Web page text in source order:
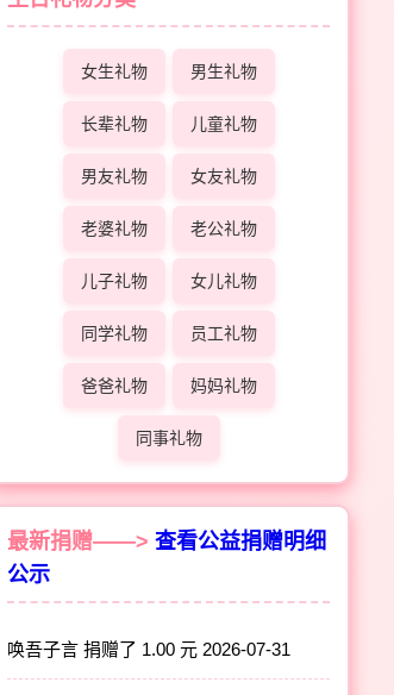
女生礼物 男生礼物
长辈礼物 儿童礼物
男友礼物 女友礼物
老婆礼物 老公礼物
儿子礼物 女儿礼物
同学礼物 员工礼物
爸爸礼物 妈妈礼物
同事礼物
最新捐赠——> 查看公益捐赠明细
公示
唤吾子言 捐赠了 1.00 元 2026-07-31